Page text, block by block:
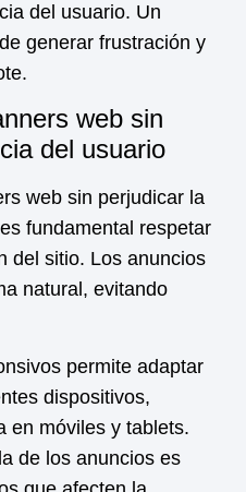
del usuario. Un
generar frustración y
web sin
del usuario
web sin perjudicar la
fundamental respetar
del sitio. Los anuncios
natural, evitando
permite adaptar
dispositivos,
en móviles y tablets.
de los anuncios es